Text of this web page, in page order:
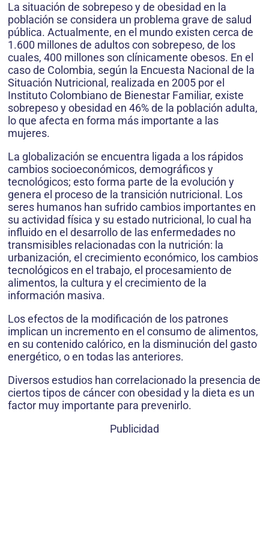
La situación de sobrepeso y de obesidad en la
población se considera un problema grave de salud
pública. Actualmente, en el mundo existen cerca de
1.600 millones de adultos con sobrepeso, de los
cuales, 400 millones son clínicamente obesos. En el
caso de Colombia, según la Encuesta Nacional de la
Situación Nutricional, realizada en 2005 por el
Instituto Colombiano de Bienestar Familiar, existe
sobrepeso y obesidad en 46% de la población adulta,
lo que afecta en forma más importante a las
mujeres.
La globalización se encuentra ligada a los rápidos
cambios socioeconómicos, demográficos y
tecnológicos; esto forma parte de la evolución y
genera el proceso de la transición nutricional. Los
seres humanos han sufrido cambios importantes en
su actividad física y su estado nutricional, lo cual ha
influido en el desarrollo de las enfermedades no
transmisibles relacionadas con la nutrición: la
urbanización, el crecimiento económico, los cambios
tecnológicos en el trabajo, el procesamiento de
alimentos, la cultura y el crecimiento de la
información masiva.
Los efectos de la modificación de los patrones
implican un incremento en el consumo de alimentos,
en su contenido calórico, en la disminución del gasto
energético, o en todas las anteriores.
Diversos estudios han correlacionado la presencia de
ciertos tipos de cáncer con obesidad y la dieta es un
factor muy importante para prevenirlo.
Publicidad